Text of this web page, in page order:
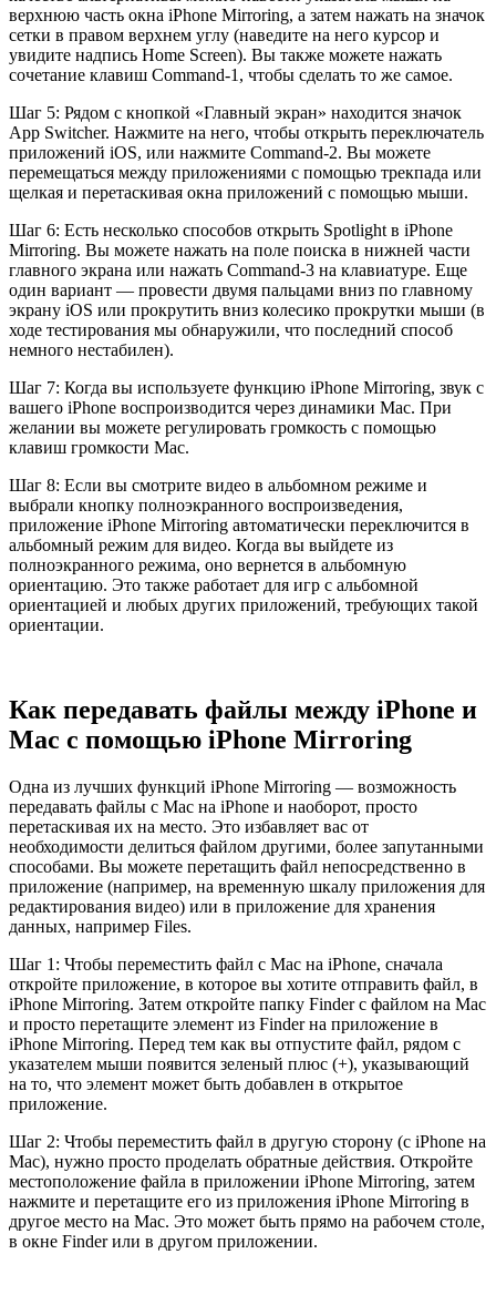
верхнюю часть окна iPhone Mirroring, а затем нажать на значок
сетки в правом верхнем углу (наведите на него курсор и
увидите надпись Home Screen). Вы также можете нажать
сочетание клавиш Command-1, чтобы сделать то же самое.
Шаг 5: Рядом с кнопкой «Главный экран» находится значок
App Switcher. Нажмите на него, чтобы открыть переключатель
приложений iOS, или нажмите Command-2. Вы можете
перемещаться между приложениями с помощью трекпада или
щелкая и перетаскивая окна приложений с помощью мыши.
Шаг 6: Есть несколько способов открыть Spotlight в iPhone
Mirroring. Вы можете нажать на поле поиска в нижней части
главного экрана или нажать Command-3 на клавиатуре. Еще
один вариант — провести двумя пальцами вниз по главному
экрану iOS или прокрутить вниз колесико прокрутки мыши (в
ходе тестирования мы обнаружили, что последний способ
немного нестабилен).
Шаг 7: Когда вы используете функцию iPhone Mirroring, звук с
вашего iPhone воспроизводится через динамики Mac. При
желании вы можете регулировать громкость с помощью
клавиш громкости Mac.
Шаг 8: Если вы смотрите видео в альбомном режиме и
выбрали кнопку полноэкранного воспроизведения,
приложение iPhone Mirroring автоматически переключится в
альбомный режим для видео. Когда вы выйдете из
полноэкранного режима, оно вернется в альбомную
ориентацию. Это также работает для игр с альбомной
ориентацией и любых других приложений, требующих такой
ориентации.
Как передавать файлы между iPhone и
Mac с помощью iPhone Mirroring
Одна из лучших функций iPhone Mirroring — возможность
передавать файлы с Mac на iPhone и наоборот, просто
перетаскивая их на место. Это избавляет вас от
необходимости делиться файлом другими, более запутанными
способами. Вы можете перетащить файл непосредственно в
приложение (например, на временную шкалу приложения для
редактирования видео) или в приложение для хранения
данных, например Files.
Шаг 1: Чтобы переместить файл с Mac на iPhone, сначала
откройте приложение, в которое вы хотите отправить файл, в
iPhone Mirroring. Затем откройте папку Finder с файлом на Mac
и просто перетащите элемент из Finder на приложение в
iPhone Mirroring. Перед тем как вы отпустите файл, рядом с
указателем мыши появится зеленый плюс (+), указывающий
на то, что элемент может быть добавлен в открытое
приложение.
Шаг 2: Чтобы переместить файл в другую сторону (с iPhone на
Mac), нужно просто проделать обратные действия. Откройте
местоположение файла в приложении iPhone Mirroring, затем
нажмите и перетащите его из приложения iPhone Mirroring в
другое место на Mac. Это может быть прямо на рабочем столе,
в окне Finder или в другом приложении.